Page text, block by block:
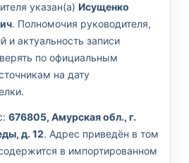
указан(а) Исущенко
. Полномочия руководителя,
и актуальность записи
по официальным
на дату
676805, Амурская обл., г.
д. 12. Адрес приведён в том
в импортированном